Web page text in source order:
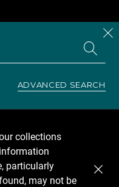
ADVANCED SEARCH
collections
particularly
may not be